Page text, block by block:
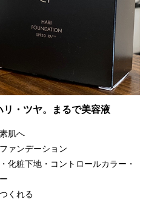
・ツヤ。まるで美容液
肌へ
ァンデーション
化粧下地・コントロールカラー・
くれる